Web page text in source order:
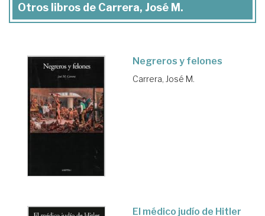
Otros libros de Carrera, José M.
Negreros y felones
Carrera, José M.
El médico judío de Hitler